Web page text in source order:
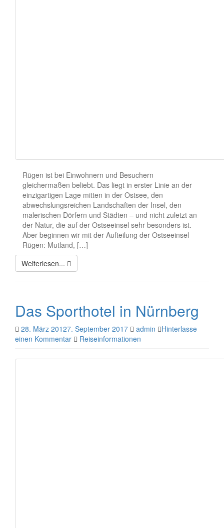
Rügen ist bei Einwohnern und Besuchern
gleichermaßen beliebt. Das liegt in erster Linie an der
einzigartigen Lage mitten in der Ostsee, den
abwechslungsreichen Landschaften der Insel, den
malerischen Dörfern und Städten – und nicht zuletzt an
der Natur, die auf der Ostseeinsel sehr besonders ist.
Aber beginnen wir mit der Aufteilung der Ostseeinsel
Rügen: Mutland, […]
Weiterlesen...
Das Sporthotel in Nürnberg
28. März 20127. September 2017 admin
Hinterlasse
einen Kommentar
Reiseinformationen